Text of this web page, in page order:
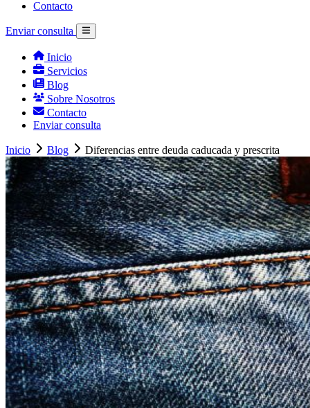
Contacto
Enviar consulta
Inicio
Servicios
Blog
Sobre Nosotros
Contacto
Enviar consulta
Inicio Blog Diferencias entre deuda caducada y prescrita